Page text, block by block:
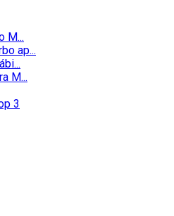
M...
ap...
M...
3